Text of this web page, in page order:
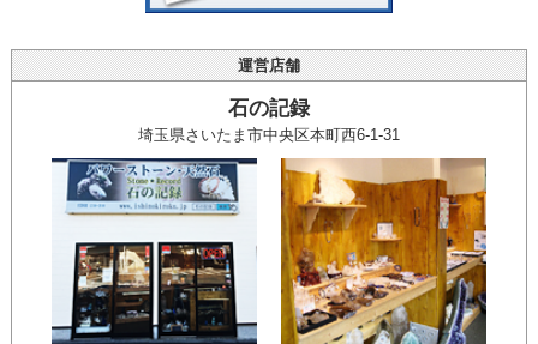
運営店舗
石の記録
埼玉県さいたま市中央区本町西6-1-31